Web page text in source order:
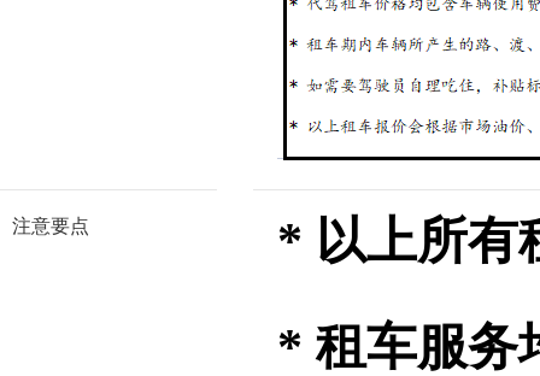
注意要点
* 以上所有
* 租车服务